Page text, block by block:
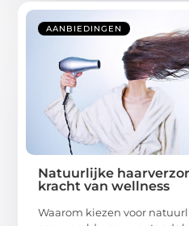
AANBIEDINGEN
Natuurlijke
kracht van wellness
Waarom kiezen voor